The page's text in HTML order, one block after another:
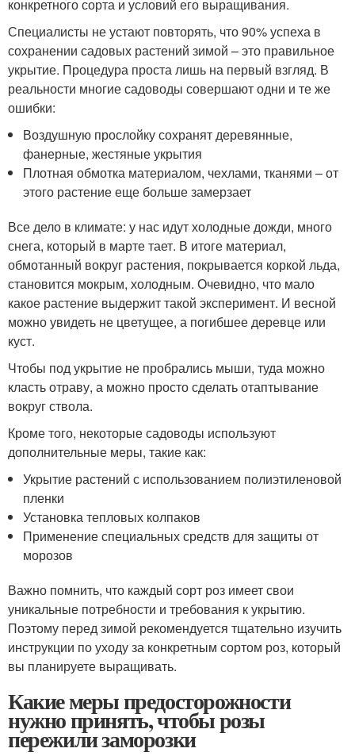
конкретного сорта и условий его выращивания.
Специалисты не устают повторять, что 90% успеха в
сохранении садовых растений зимой – это правильное
укрытие. Процедура проста лишь на первый взгляд. В
реальности многие садоводы совершают одни и те же
ошибки:
Воздушную прослойку сохранят деревянные,
фанерные, жестяные укрытия
Плотная обмотка материалом, чехлами, тканями – от
этого растение еще больше замерзает
Все дело в климате: у нас идут холодные дожди, много
снега, который в марте тает. В итоге материал,
обмотанный вокруг растения, покрывается коркой льда,
становится мокрым, холодным. Очевидно, что мало
какое растение выдержит такой эксперимент. И весной
можно увидеть не цветущее, а погибшее деревце или
куст.
Чтобы под укрытие не пробрались мыши, туда можно
класть отраву, а можно просто сделать отаптывание
вокруг ствола.
Кроме того, некоторые садоводы используют
дополнительные меры, такие как:
Укрытие растений с использованием полиэтиленовой
пленки
Установка тепловых колпаков
Применение специальных средств для защиты от
морозов
Важно помнить, что каждый сорт роз имеет свои
уникальные потребности и требования к укрытию.
Поэтому перед зимой рекомендуется тщательно изучить
инструкции по уходу за конкретным сортом роз, который
вы планируете выращивать.
Какие меры предосторожности
нужно принять, чтобы розы
пережили заморозки